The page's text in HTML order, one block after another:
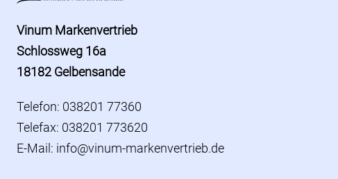
Vinum Markenvertrieb
Schlossweg 16a
18182 Gelbensande
Telefon: 038201 77360
Telefax: 038201 773620
E-Mail: info@vinum-markenvertrieb.de